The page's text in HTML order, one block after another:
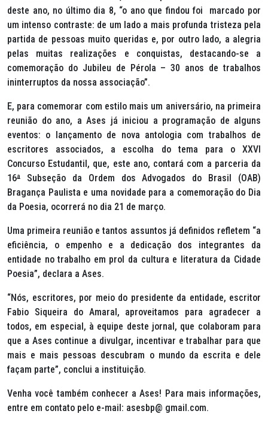
deste ano, no último dia 8, “o ano que findou foi marcado por
um intenso contraste: de um lado a mais profunda tristeza pela
partida de pessoas muito queridas e, por outro lado, a alegria
pelas muitas realizações e conquistas, destacando-se a
comemoração do Jubileu de Pérola – 30 anos de trabalhos
ininterruptos da nossa associação”.
E, para comemorar com estilo mais um aniversário, na primeira
reunião do ano, a Ases já iniciou a programação de alguns
eventos: o lançamento de nova antologia com trabalhos de
escritores associados, a escolha do tema para o XXVI
Concurso Estudantil, que, este ano, contará com a parceria da
16ª Subseção da Ordem dos Advogados do Brasil (OAB)
Bragança Paulista e uma novidade para a comemoração do Dia
da Poesia, ocorrerá no dia 21 de março.
Uma primeira reunião e tantos assuntos já definidos refletem “a
eficiência, o empenho e a dedicação dos integrantes da
entidade no trabalho em prol da cultura e literatura da Cidade
Poesia”, declara a Ases.
“Nós, escritores, por meio do presidente da entidade, escritor
Fabio Siqueira do Amaral, aproveitamos para agradecer a
todos, em especial, à equipe deste jornal, que colaboram para
que a Ases continue a divulgar, incentivar e trabalhar para que
mais e mais pessoas descubram o mundo da escrita e dele
façam parte”, conclui a instituição.
Venha você também conhecer a Ases! Para mais informações,
entre em contato pelo e-mail: asesbp@ gmail.com.